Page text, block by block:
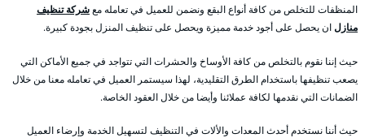
المنظفات للتخلص من كافة أنواع البقع ونضمن للعميل في تعامله معشركة تنظيف
منازلان يحصل على أجود خدمة مميزة ويحصل على تنظيف المنزل بجودة كبيرة.
حيث إننا نقوم بالتخلص من كافة الأوساخ والحشرات التي تتواجد في جميع الأماكن التي
يصعب تنظيفها باستخدام الطرق التقليدية، لهذا سيستمر العميل في تعامله معنا من خلال
الضمانات التي نقدمها لكافة عملائنا وأيضا من خلال العقود الخاصة.
حيث أننا نستخدم أحدث المعدات والألات في التنظيف لتسهيل الخدمة وإرضاء العميل